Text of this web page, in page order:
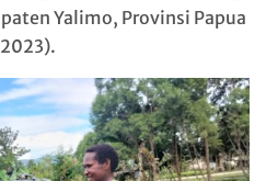
Yalimo, Provinsi Papua